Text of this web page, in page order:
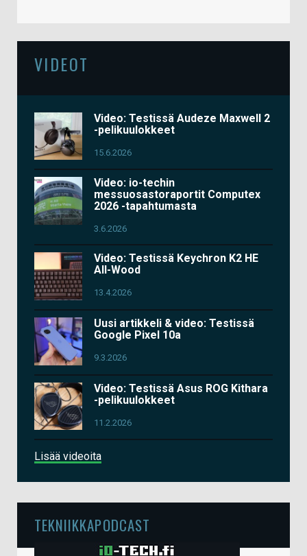
VIDEOT
Video: Testissä Audeze Maxwell 2
-pelikuulokkeet
15.6.2026
Video: io-techin
messuosastoraportit Computex
2026 -tapahtumasta
3.6.2026
Video: Testissä Keychron K2 HE
All-Wood
13.4.2026
Uusi artikkeli & video: Testissä
Google Pixel 10a
9.3.2026
Video: Testissä Asus ROG Kithara
-pelikuulokkeet
11.2.2026
Lisää videoita
TEKNIIKKAPODCAST